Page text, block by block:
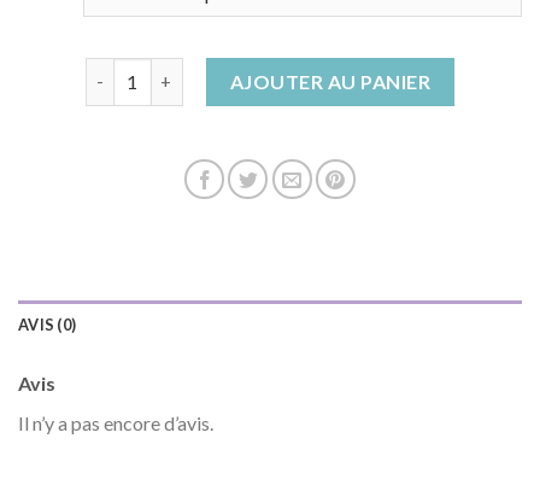
AJOUTER AU PANIER
AVIS (0)
Avis
Il n’y a pas encore d’avis.